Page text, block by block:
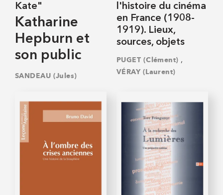
Kate"
Katharine
Hepburn et
son public
SANDEAU (Jules)
l'histoire du cinéma
en France (1908-
1919). Lieux,
sources, objets
PUGET (Clément) ,
VÉRAY (Laurent)